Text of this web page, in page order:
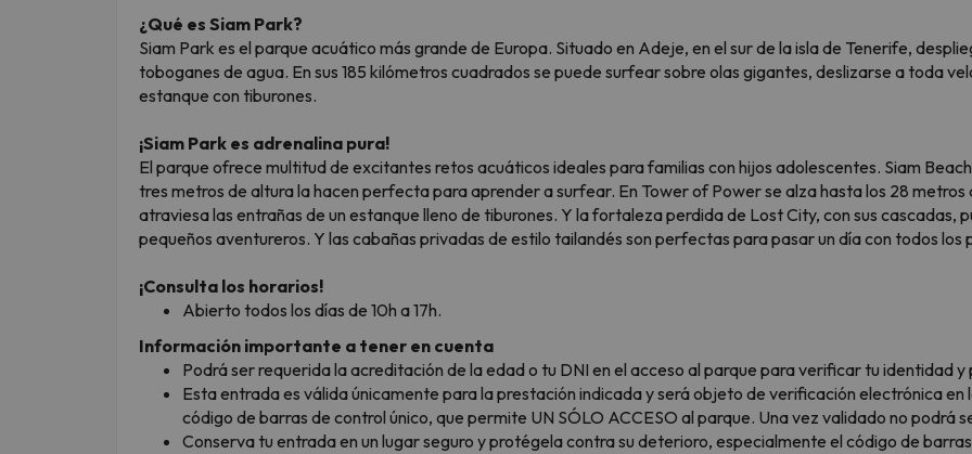
¿Qué es Siam Park?
Siam Park es el parque acuático más grande de Europa. Situado en Adeje, en el sur de la isla de Tenerife,
toboganes de agua. En sus 185 kilómetros cuadrados se puede surfear sobre olas gigantes, deslizarse a toda
estanque con tiburones.
¡Siam Park es adrenalina pura!
El parque ofrece multitud de excitantes retos acuáticos ideales para familias con hijos adolescentes. Siam
tres metros de altura la hacen perfecta para aprender a surfear. En Tower of Power se alza hasta los 28
atraviesa las entrañas de un estanque lleno de tiburones. Y la fortaleza perdida de Lost City, con sus cascadas,
pequeños aventureros. Y las cabañas privadas de estilo tailandés son perfectas para pasar un día con todos los
¡Consulta los horarios!
Abierto todos los días de 10h a 17h.
Información importante a tener en cuenta
Podrá ser requerida la acreditación de la edad o tu DNI en el acceso al parque para verificar tu identidad
Esta entrada es válida únicamente para la prestación indicada y será objeto de verificación electrónica
código de barras de control único, que permite UN SÓLO ACCESO al parque. Una vez validado no podrá
Conserva tu entrada en un lugar seguro y protégela contra su deterioro, especialmente el código de